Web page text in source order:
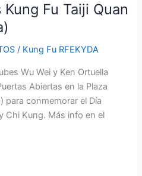
Fu Taiji Quan
/ Kung Fu RFEKYDA
Wu Wei y Ken Ortuella
Abiertas en la Plaza
para conmemorar el Día
Chi Kung. Más info en el